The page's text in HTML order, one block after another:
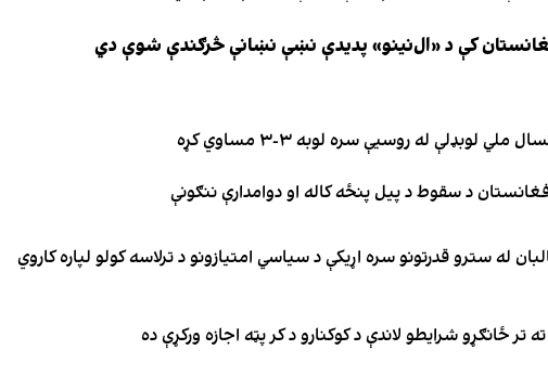
کې د «ال‌نینو» پدیدې نښې نښانې څرګندې شوې دي
لوبډلې له روسیې سره لوبه ۳-۳ مساوي کړه
له سترو قدرتونو سره اړیکې د سیاسي امتیازونو د ترلاسه کولو لپاره کاروي
تر ځانګړو شرایطو لاندې د کوکنارو د کر پټه اجازه ورکړې ده